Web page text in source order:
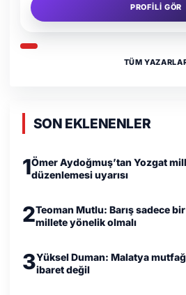
PROFILI GÖR
TÜM
SON EKLENENLER
1Ömer Aydoğmuş’tan Yozgat
düzenlemesi uyarısı
2Teoman Mutlu: Barış sadece
millete yönelik olmalı
3Yüksel Duman: Malatya
ibaret değil